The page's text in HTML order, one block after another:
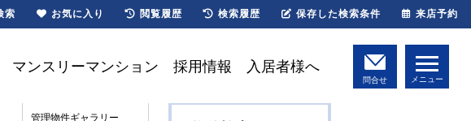
マンスリーマンション 採用情報 入居者様へ
問合せ メニュー
管理物件ギャラリー
索 お気に入り 閲覧履歴 検索履歴 保存した検索条件 来店予約